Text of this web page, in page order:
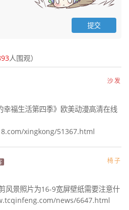
人围观）
沙发
幸福生活第四季》欧美动漫高清在线
xingkong/51367.html
椅子
风景照片为16-9宽屏壁纸需要注意什
news/6647.html